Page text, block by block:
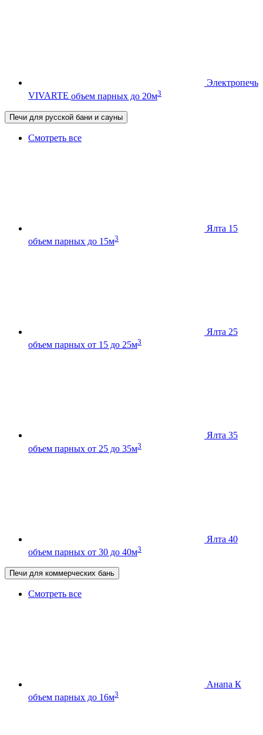
Электропечь
VIVARTE объем парных до 20м3
Печи для русской бани и сауны
Смотреть все
Ялта 15
объем парных до 15м3
Ялта 25
объем парных от 15 до 25м3
Ялта 35
объем парных от 25 до 35м3
Ялта 40
объем парных от 30 до 40м3
Печи для коммерческих бань
Смотреть все
Анапа К
объем парных до 16м3